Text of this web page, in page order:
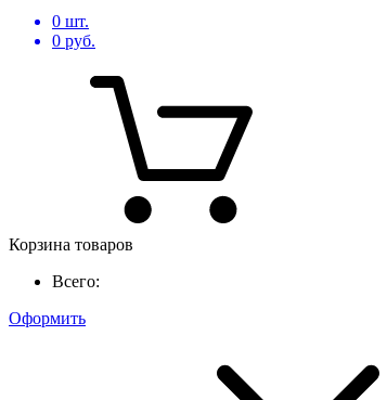
0 шт.
0 руб.
Корзина товаров
Всего:
Оформить